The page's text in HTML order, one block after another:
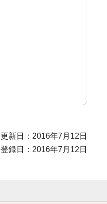
更新日：2016年7月12日
登録日：2016年7月12日